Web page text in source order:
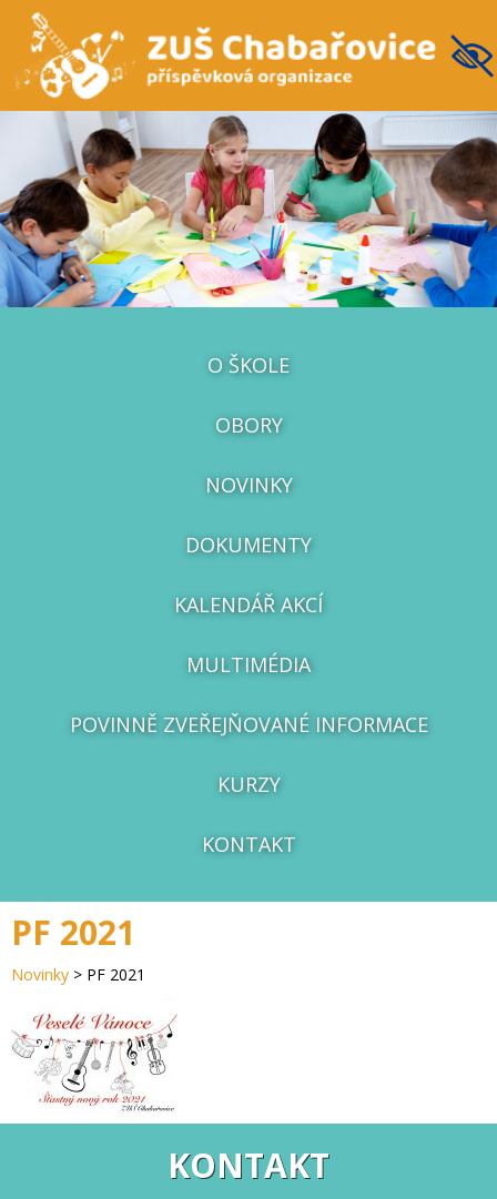
O ŠKOLE
OBORY
NOVINKY
DOKUMENTY
KALENDÁŘ AKCÍ
MULTIMÉDIA
POVINNĚ ZVEŘEJŇOVANÉ INFORMACE
KURZY
KONTAKT
PF 2021
Novinky > PF 2021
KONTAKT